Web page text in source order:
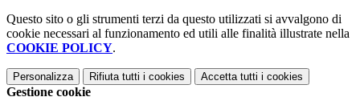
Questo sito o gli strumenti terzi da questo utilizzati si avvalgono di
cookie necessari al funzionamento ed utili alle finalità illustrate nella
COOKIE POLICY.
Personalizza Rifiuta tutti i cookies Accetta tutti i cookies
Gestione cookie